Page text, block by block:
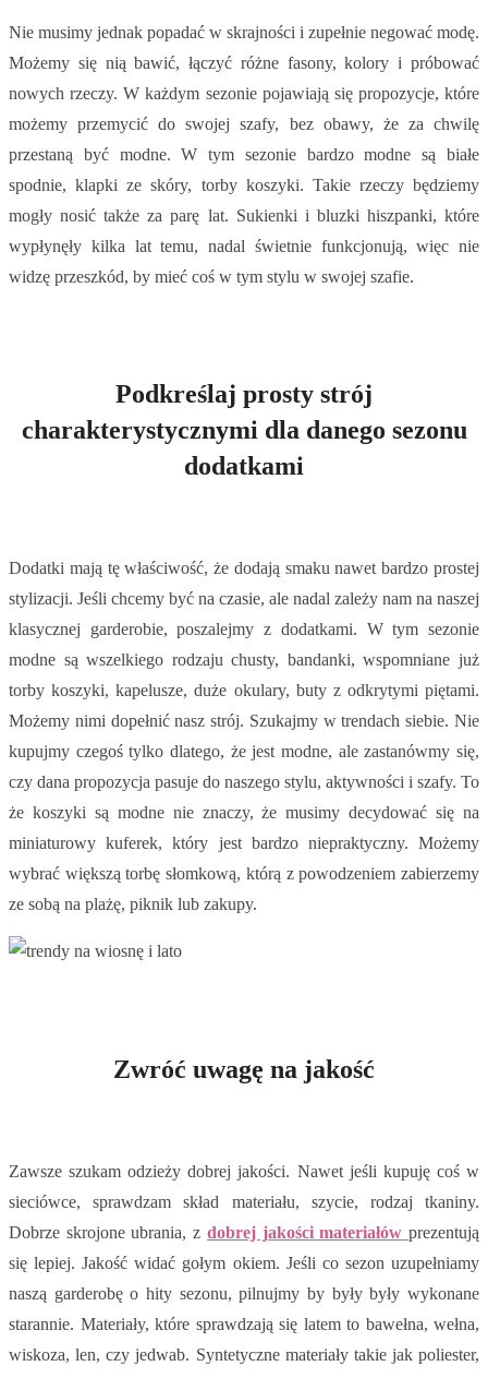
Nie musimy jednak popadać w skrajności i zupełnie negować modę.
Możemy się nią bawić, łączyć różne fasony, kolory i próbować
nowych rzeczy. W każdym sezonie pojawiają się propozycje, które
możemy przemycić do swojej szafy, bez obawy, że za chwilę
przestaną być modne. W tym sezonie bardzo modne są białe
spodnie, klapki ze skóry, torby koszyki. Takie rzeczy będziemy
mogły nosić także za parę lat. Sukienki i bluzki hiszpanki, które
wypłynęły kilka lat temu, nadal świetnie funkcjonują, więc nie
widzę przeszkód, by mieć coś w tym stylu w swojej szafie.
Podkreślaj prosty strój
charakterystycznymi dla danego sezonu
dodatkami
Dodatki mają tę właściwość, że dodają smaku nawet bardzo prostej
stylizacji. Jeśli chcemy być na czasie, ale nadal zależy nam na naszej
klasycznej garderobie, poszalejmy z dodatkami. W tym sezonie
modne są wszelkiego rodzaju chusty, bandanki, wspomniane już
torby koszyki, kapelusze, duże okulary, buty z odkrytymi piętami.
Możemy nimi dopełnić nasz strój. Szukajmy w trendach siebie. Nie
kupujmy czegoś tylko dlatego, że jest modne, ale zastanówmy się,
czy dana propozycja pasuje do naszego stylu, aktywności i szafy. To
że koszyki są modne nie znaczy, że musimy decydować się na
miniaturowy kuferek, który jest bardzo niepraktyczny. Możemy
wybrać większą torbę słomkową, którą z powodzeniem zabierzemy
ze sobą na plażę, piknik lub zakupy.
Zwróć uwagę na jakość
Zawsze szukam odzieży dobrej jakości. Nawet jeśli kupuję coś w
sieciówce, sprawdzam skład materiału, szycie, rodzaj tkaniny.
Dobrze skrojone ubrania, z dobrej jakości materiałów prezentują
się lepiej. Jakość widać gołym okiem. Jeśli co sezon uzupełniamy
naszą garderobę o hity sezonu, pilnujmy by były były wykonane
starannie. Materiały, które sprawdzają się latem to bawełna, wełna,
wiskoza, len, czy jedwab. Syntetyczne materiały takie jak poliester,